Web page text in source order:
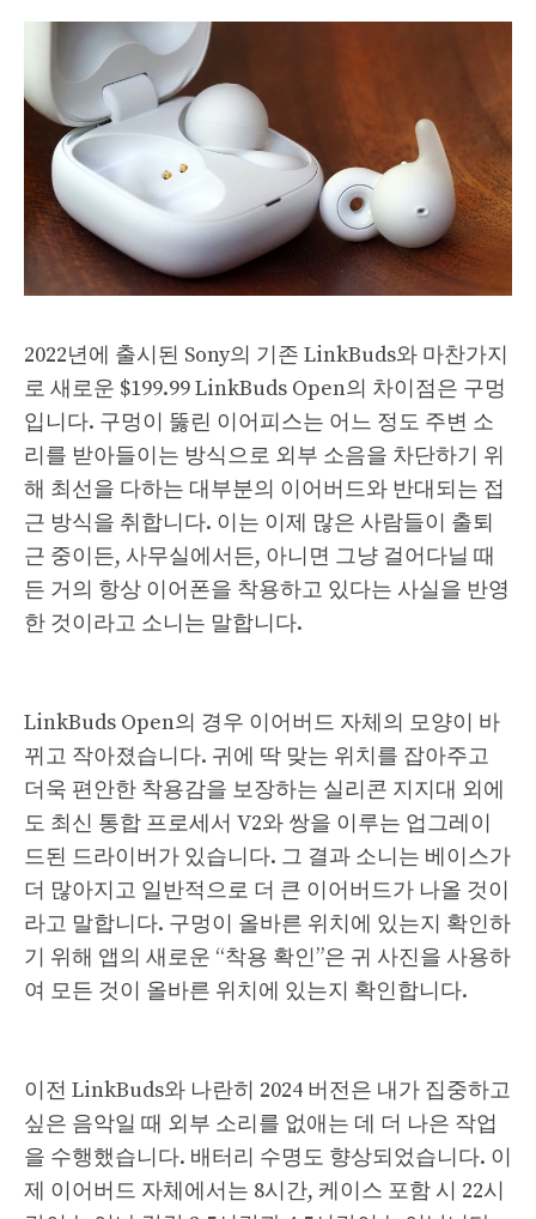
2022년에 출시된 Sony의 기존 LinkBuds와 마찬가지
로 새로운 $199.99 LinkBuds Open의 차이점은 구멍
입니다. 구멍이 뚫린 이어피스는 어느 정도 주변 소
리를 받아들이는 방식으로 외부 소음을 차단하기 위
해 최선을 다하는 대부분의 이어버드와 반대되는 접
근 방식을 취합니다. 이는 이제 많은 사람들이 출퇴
근 중이든, 사무실에서든, 아니면 그냥 걸어다닐 때
든 거의 항상 이어폰을 착용하고 있다는 사실을 반영
한 것이라고 소니는 말합니다.
LinkBuds Open의 경우 이어버드 자체의 모양이 바
뀌고 작아졌습니다. 귀에 딱 맞는 위치를 잡아주고
더욱 편안한 착용감을 보장하는 실리콘 지지대 외에
도 최신 통합 프로세서 V2와 쌍을 이루는 업그레이
드된 드라이버가 있습니다. 그 결과 소니는 베이스가
더 많아지고 일반적으로 더 큰 이어버드가 나올 것이
라고 말합니다. 구멍이 올바른 위치에 있는지 확인하
기 위해 앱의 새로운 “착용 확인”은 귀 사진을 사용하
여 모든 것이 올바른 위치에 있는지 확인합니다.
이전 LinkBuds와 나란히 2024 버전은 내가 집중하고
싶은 음악일 때 외부 소리를 없애는 데 더 나은 작업
을 수행했습니다. 배터리 수명도 향상되었습니다. 이
제 이어버드 자체에서는 8시간, 케이스 포함 시 22시